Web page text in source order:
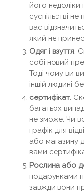
його
суспільстві
вас
який не
Одяг і взуття.
собі новий
Тоді чому ви
іншій людині
сертифікат.
багатьох
не зможе. Чи
графік для
або магазину
вами
Рослина або
подарунками
завжди вони